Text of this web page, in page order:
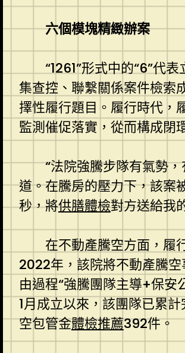
六個模塊精緻辦案
“1261”形式中的“6”代
集查控、聯繫關係案件檢索
擇性履行題目。履行時代，
監測催促落實，從而構成閉
“法院強騰步隊有氣勢
道。在騰房的壓力下，該案
秒，將供膳體檢對方送給我
在不動產騰空方面，履
2022年，該院將不動產騰
由過程“強騰團隊主導+保
1月成立以來，該團隊已累
空包管金體檢推薦392件。